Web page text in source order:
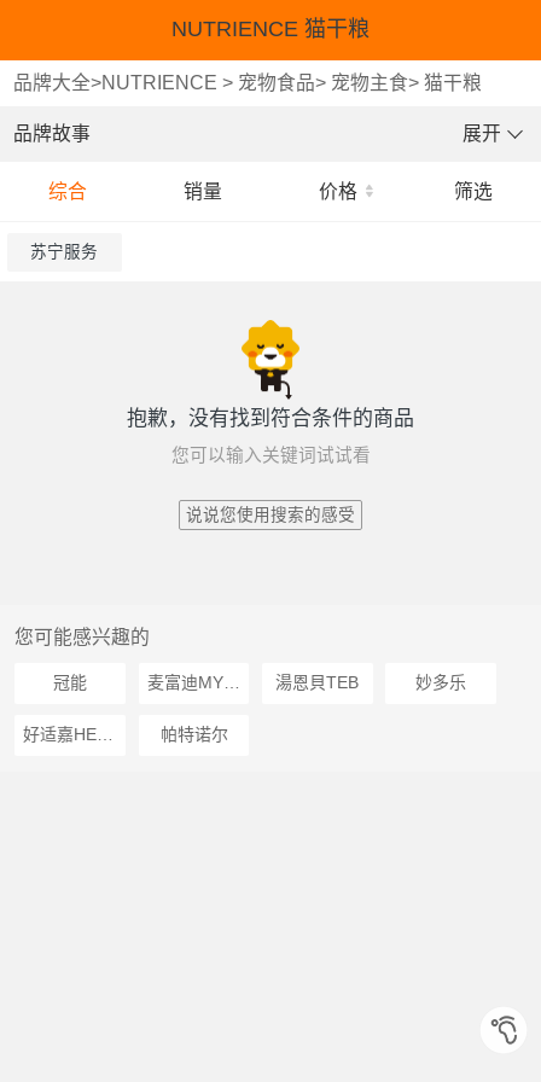
NUTRIENCE 猫干粮
品牌大全>NUTRIENCE > 宠物食品> 宠物主食>猫干粮
品牌故事 展开
综合 销量 价格 筛选
苏宁服务
抱歉，没有找到符合条件的商品
您可以输入关键词试试看
说说您使用搜索的感受
您可能感兴趣的
冠能 麦富迪MYFOODIE 湯恩貝TEB 妙多乐
帕特诺尔